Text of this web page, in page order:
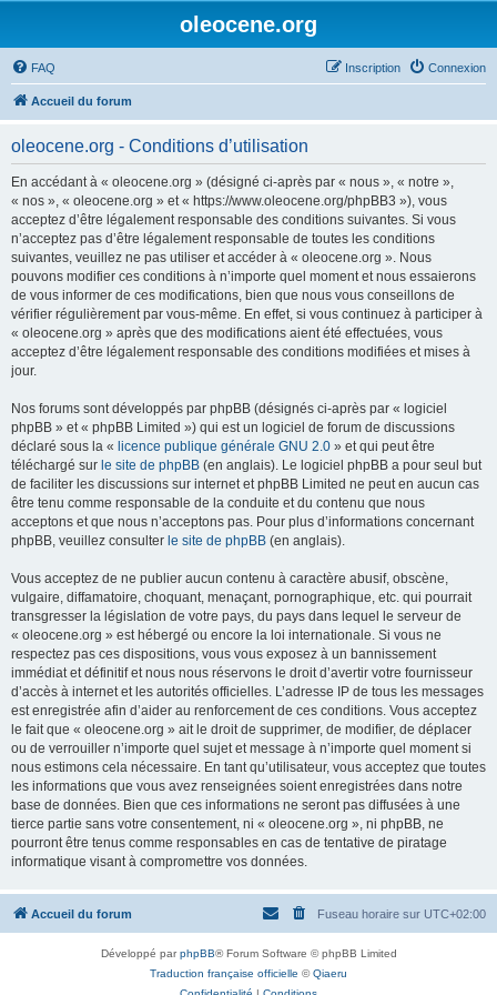
oleocene.org
FAQ Connexion
Inscription
Accueil du forum
oleocene.org - Conditions d’utilisation
En accédant à « oleocene.org » (désigné ci-après par « nous », « notre »,
« nos », « oleocene.org » et « https://www.oleocene.org/phpBB3 »), vous
acceptez d’être légalement responsable des conditions suivantes. Si vous
n’acceptez pas d’être légalement responsable de toutes les conditions
suivantes, veuillez ne pas utiliser et accéder à « oleocene.org ». Nous
pouvons modifier ces conditions à n’importe quel moment et nous essaierons
de vous informer de ces modifications, bien que nous vous conseillons de
vérifier régulièrement par vous-même. En effet, si vous continuez à participer à
« oleocene.org » après que des modifications aient été effectuées, vous
acceptez d’être légalement responsable des conditions modifiées et mises à
jour.
Nos forums sont développés par phpBB (désignés ci-après par « logiciel
phpBB » et « phpBB Limited ») qui est un logiciel de forum de discussions
déclaré sous la « licence publique générale GNU 2.0 » et qui peut être
téléchargé sur le site de phpBB (en anglais). Le logiciel phpBB a pour seul but
de faciliter les discussions sur internet et phpBB Limited ne peut en aucun cas
être tenu comme responsable de la conduite et du contenu que nous
acceptons et que nous n’acceptons pas. Pour plus d’informations concernant
phpBB, veuillez consulter le site de phpBB (en anglais).
Vous acceptez de ne publier aucun contenu à caractère abusif, obscène,
vulgaire, diffamatoire, choquant, menaçant, pornographique, etc. qui pourrait
transgresser la législation de votre pays, du pays dans lequel le serveur de
« oleocene.org » est hébergé ou encore la loi internationale. Si vous ne
respectez pas ces dispositions, vous vous exposez à un bannissement
immédiat et définitif et nous nous réservons le droit d’avertir votre fournisseur
d’accès à internet et les autorités officielles. L’adresse IP de tous les messages
est enregistrée afin d’aider au renforcement de ces conditions. Vous acceptez
le fait que « oleocene.org » ait le droit de supprimer, de modifier, de déplacer
ou de verrouiller n’importe quel sujet et message à n’importe quel moment si
nous estimons cela nécessaire. En tant qu’utilisateur, vous acceptez que toutes
les informations que vous avez renseignées soient enregistrées dans notre
base de données. Bien que ces informations ne seront pas diffusées à une
tierce partie sans votre consentement, ni « oleocene.org », ni phpBB, ne
pourront être tenus comme responsables en cas de tentative de piratage
informatique visant à compromettre vos données.
Accueil du forum Fuseau horaire sur UTC+02:00
Développé parphpBB® Forum Software © phpBB Limited
Traduction française officielle ©Qiaeru